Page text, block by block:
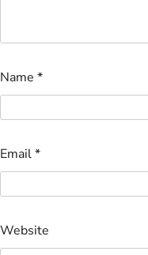
Name *
Email*
Website